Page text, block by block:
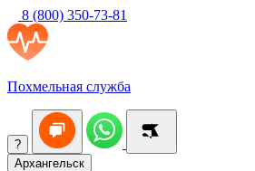
8 (800) 350-73-81
Похмельная служба
?
Архангельск